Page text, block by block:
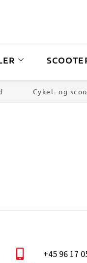
Cykel- og
+45 96 17